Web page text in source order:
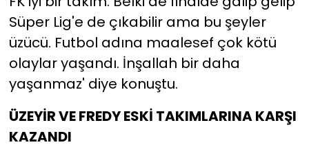
Süper Lig'e de çıkabilir ama bu şeyler
üzücü. Futbol adına maalesef çok kötü
olaylar yaşandı. İnşallah bir daha
yaşanmaz' diye konuştu.
ÜZEYİR VE FREDY ESKİ TAKIMLARINA KARŞI
KAZANDI